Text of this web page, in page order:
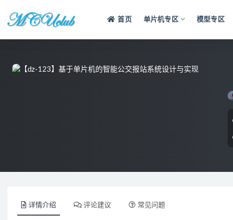
首页 单片机专区 模型专区
详情介绍 评论建议 常见问题